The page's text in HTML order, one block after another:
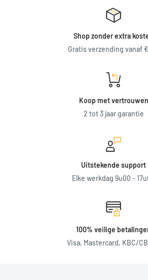
Shop zonder extra
Gratis verzending vanaf
Koop met vertrouwen
2 tot 3 jaar garantie
Uitstekende support
Elke werkdag 9u00 -
100% veilige
Visa, Mastercard, KBC/